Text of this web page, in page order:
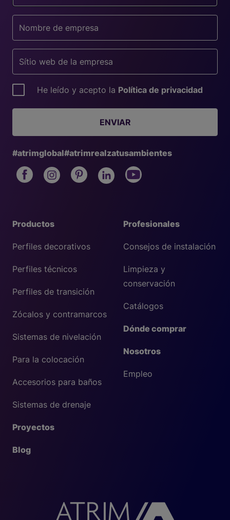
Profesionales
Consejos de instalación
Limpieza y
conservación
Catálogos
Dónde comprar
Nosotros
Empleo
Productos
Perfiles decorativos
Perfiles técnicos
Perfiles de transición
Zócalos y contramarcos
Sistemas de nivelación
Para la colocación
Accesorios para baños
Sistemas de drenaje
Proyectos
Blog
He leído y acepto la Política de privacidad
ENVIAR
#atrimglobal#atrimrealzatusambientes